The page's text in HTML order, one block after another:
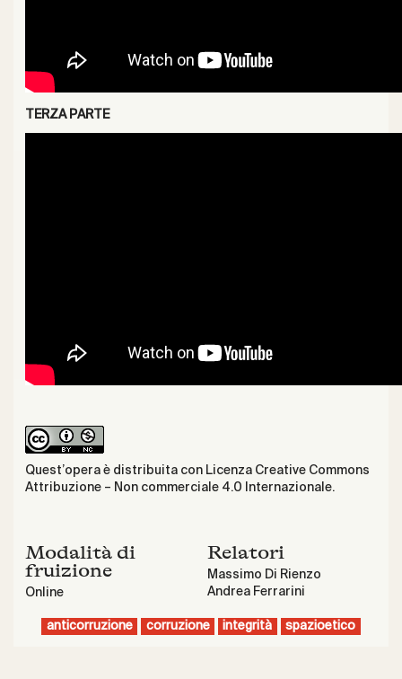
TERZA PARTE
Quest’opera è distribuita con Licenza Creative Commons
Attribuzione – Non commerciale 4.0 Internazionale.
Modalità di
fruizione
Online
Relatori
Massimo Di Rienzo
Andrea Ferrarini
anticorruzione corruzione integrità spazioetico